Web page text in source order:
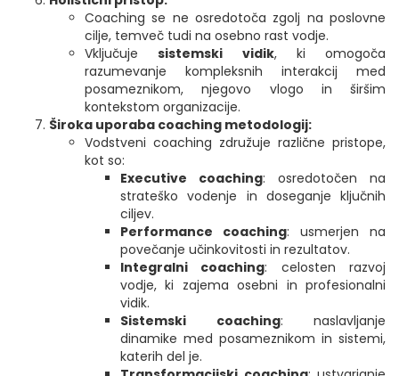
Coaching se ne osredotoča zgolj na poslovne
cilje, temveč tudi na osebno rast vodje.
Vključujesistemski vidik, ki omogoča
razumevanje kompleksnih interakcij med
posameznikom, njegovo vlogo in širšim
kontekstom organizacije.
Široka uporaba coaching metodologij:
Vodstveni coaching združuje različne pristope,
kot so:
Executive coaching: osredotočen na
strateško vodenje in doseganje ključnih
ciljev.
Performance coaching: usmerjen na
povečanje učinkovitosti in rezultatov.
Integralni coaching: celosten razvoj
vodje, ki zajema osebni in profesionalni
vidik.
Sistemski coaching: naslavljanje
dinamike med posameznikom in sistemi,
katerih del je.